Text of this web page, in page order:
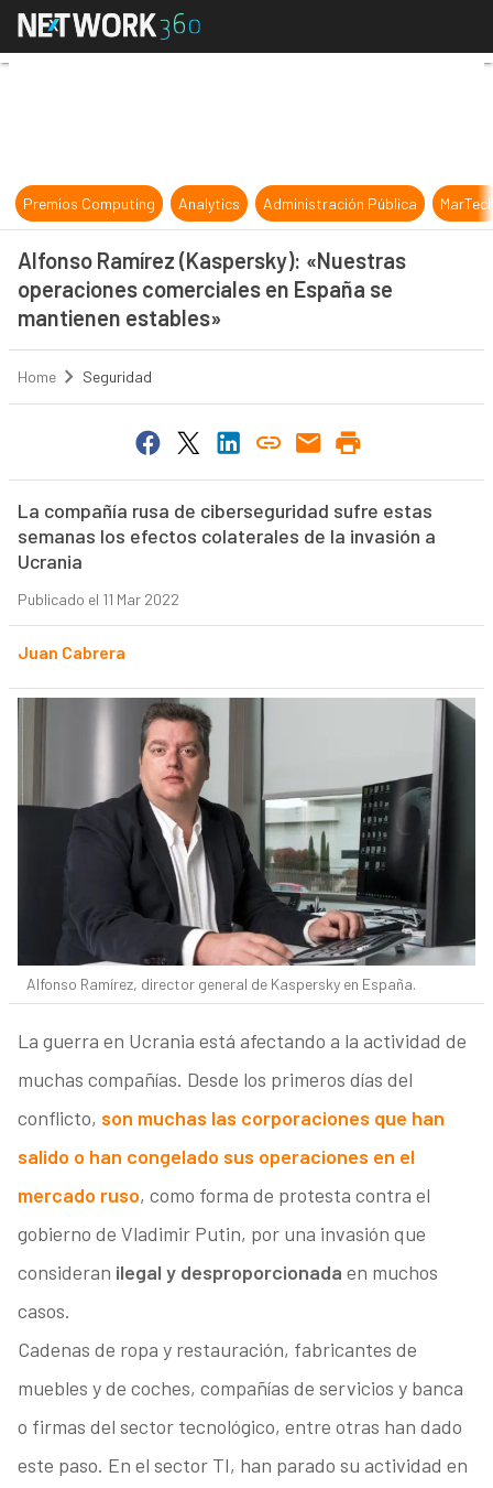
Alfonso Ramírez (Kaspersky):
Premios Computing Analytics Administración Pública
Alfonso Ramírez (Kaspersky): «Nuestras
operaciones comerciales en España se
mantienen estables»
Home Seguridad
La compañía rusa de ciberseguridad sufre estas
semanas los efectos colaterales de la invasión a
Ucrania
Publicado el 11 Mar 2022
Juan Cabrera
Alfonso Ramírez, director general de Kaspersky en España.
La guerra en Ucrania está afectando a la actividad de
muchas compañías. Desde los primeros días del
conflicto, son muchas las corporaciones que han
salido o han congelado sus operaciones en el
mercado ruso, como forma de protesta contra el
gobierno de Vladimir Putin, por una invasión que
consideran ilegal y desproporcionada en muchos
casos.
Cadenas de ropa y restauración, fabricantes de
muebles y de coches, compañías de servicios y banca
o firmas del sector tecnológico, entre otras han dado
este paso. En el sector TI, han parado su actividad en